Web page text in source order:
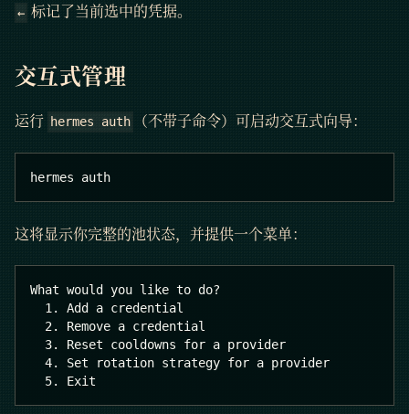
← 标记了当前选中的凭据。
交互式管理
运行 hermes auth （不带子命令）可启动交互式向导：
hermes auth
这将显示你完整的池状态，并提供一个菜单：
What would you like to do?
  1. Add a credential
  2. Remove a credential
  3. Reset cooldowns for a provider
  4. Set rotation strategy for a provider
  5. Exit